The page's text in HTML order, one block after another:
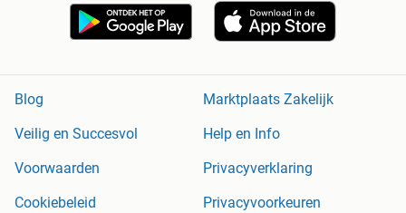
Blog
Marktplaats Zakelijk
Veilig en Succesvol
Help en Info
Voorwaarden
Privacyverklaring
Cookiebeleid
Privacyvoorkeuren